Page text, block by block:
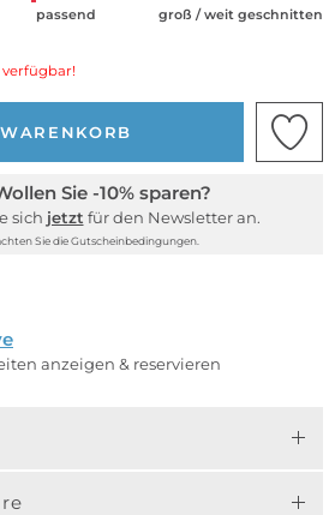
passend groß / weit geschnitten
verfügbar!
Sie -10% sparen?
sich jetzt für den Newsletter an.
Sie die Gutscheinbedingungen.
anzeigen & reservieren